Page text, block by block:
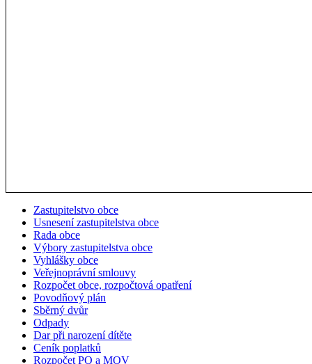
Zastupitelstvo obce
Usnesení zastupitelstva obce
Rada obce
Výbory zastupitelstva obce
Vyhlášky obce
Veřejnoprávní smlouvy
Rozpočet obce, rozpočtová opatření
Povodňový plán
Sběrný dvůr
Odpady
Dar při narození dítěte
Ceník poplatků
Rozpočet PO a MOV